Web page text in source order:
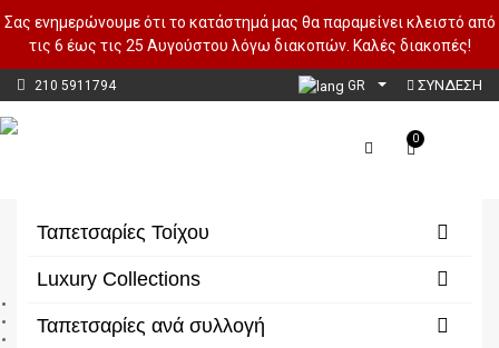
Σας ενημερώνουμε ότι το κατάστημά μας θα παραμείνει κλειστό από
τις 6 έως τις 25 Αυγούστου λόγω διακοπών. Καλές διακοπές!
210 5911794 GR ΣΥΝΔΕΣΗ
Ταπετσαρίες Τοίχου
Luxury Collections
Ταπετσαρίες ανά συλλογή
0
Elegant Evolution
Ταπετσαρίες ανά συλλογή
Elegant Evolution